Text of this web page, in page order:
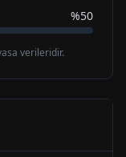
%50
verileridir.